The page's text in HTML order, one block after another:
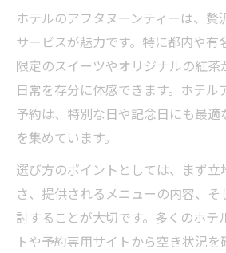
うコツ
アフタヌーンティー予約
処法
予約なしでも楽しめるアフタ
力
アフタヌーンティー予約な
店舗の探し方
アフタヌーンティー予約
ット
予約なしアフタヌーンテ
ホテルのアフタヌーンティーは、贅
サービスが魅力です。特に都内や有
限定のスイーツやオリジナルの紅
日常を存分に体感できます。ホテル
予約は、特別な日や記念日にも最
を集めています。
選び方のポイントとしては、まず立
さ、提供されるメニューの内容、
討することが大切です。多くのホテ
トや予約専用サイトから空き状況